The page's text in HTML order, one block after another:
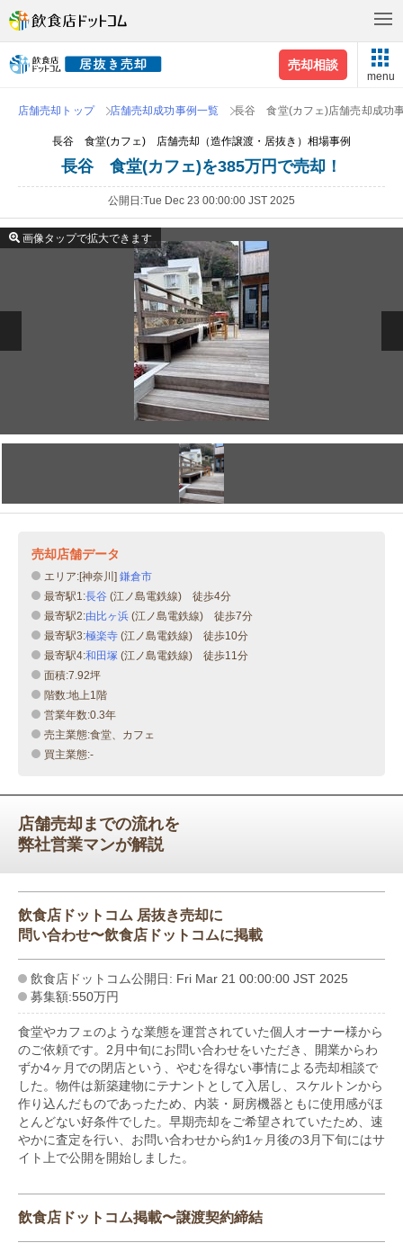
売却相談
menu
店舗売却トップ 店舗売却成功事例一覧 長谷 食堂(カフェ)店舗売却成功
長谷 食堂(カフェ) 店舗売却（造作譲渡・居抜き）相場事例
長谷 食堂(カフェ)を385万円で売却！
公開日 Tue Dec 23 00:00:00 JST 2025
画像タップで拡大できます
売却店舗データ
エリア:[神奈川] 鎌倉市
最寄駅1:長谷 (江ノ島電鉄線) 徒歩4分
最寄駅2:由比ヶ浜 (江ノ島電鉄線) 徒歩7分
最寄駅3:極楽寺 (江ノ島電鉄線) 徒歩10分
最寄駅4:和田塚 (江ノ島電鉄線) 徒歩11分
面積:7.92坪
階数:地上1階
営業年数:0.3年
売主業態:食堂、カフェ
買主業態:-
店舗売却までの流れを
弊社営業マンが解説
飲食店ドットコム 居抜き売却に
問い合わせ〜飲食店ドットコムに掲載
飲食店ドットコム公開日: Fri Mar 21 00:00:00 JST 2025
募集額:550万円
食堂やカフェのような業態を運営されていた個人オーナー様から
のご依頼です。2月中旬にお問い合わせをいただき、開業からわ
ずか4ヶ月での閉店という、やむを得ない事情による売却相談で
した。物件は新築建物にテナントとして入居し、スケルトンから
作り込んだものであったため、内装・厨房機器ともに使用感がほ
とんどない好条件でした。早期売却をご希望されていたため、速
やかに査定を行い、お問い合わせから約1ヶ月後の3月下旬にはサ
イト上で公開を開始しました。
飲食店ドットコム掲載〜譲渡契約締結